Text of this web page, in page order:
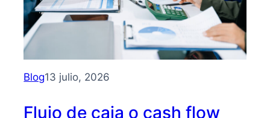
sin
depender
inversionistas
Blog13 julio, 2026
Flujo de caja o cash flow